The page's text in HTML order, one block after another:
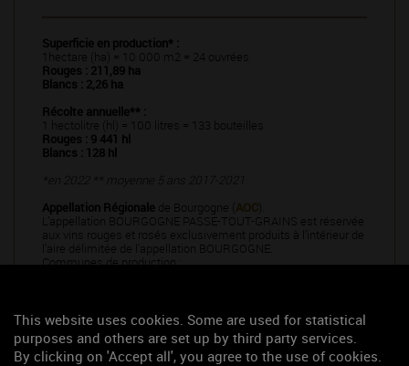
Superficie en production* :
1hectare (ha) = 10 000 m2 = 24 ouvrées
Rouges : 211,89 ha
Blancs : 2,26 ha
Récolte annuelle** :
1 hectolitre (hl) = 100 litres = 133 bouteilles
Rouges : 9 441 hl
Blancs : 128 hl
*en 2022 ** moyenne 5 ans 2017-2021
Appellation Régionale de Bourgogne ( AOC
L’appellation BOURGOGNE PASSE-TOUT-GRAINS est réservée
aux vins rouges et rosés exclusivement produits à l’intérieur de
l’aire délimitée de l’appellation BOURGOGNE.
Communes de production :
This website uses cookies. Some are used for statistical
purposes and others are set up by third party services.
By clicking on 'Accept all', you agree to the use of cookies.